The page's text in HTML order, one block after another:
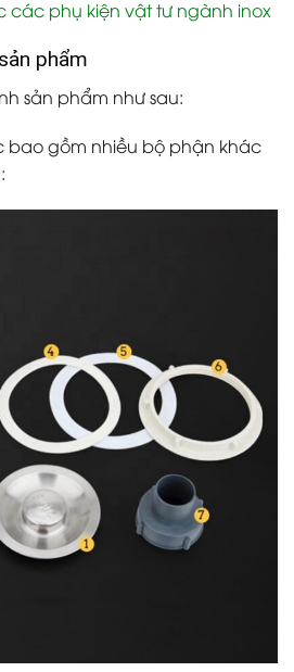
các phụ kiện vật tư ngành inox
phẩm
sản phẩm như sau:
bao gồm nhiều bộ phận khác